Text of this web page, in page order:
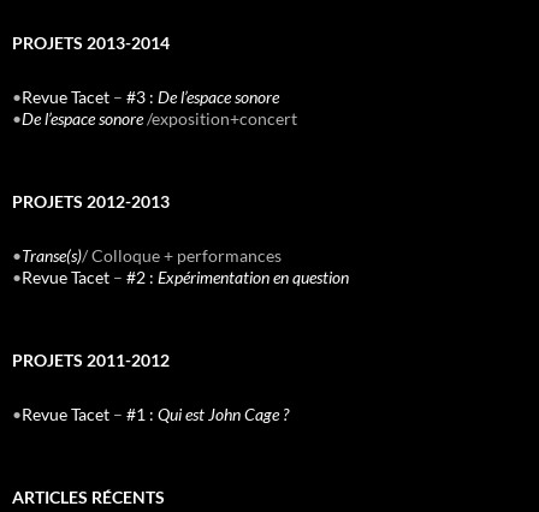
PROJETS 2013-2014
•Revue Tacet – #3 : De l’espace sonore
•De l’espace sonore/exposition+concert
PROJETS 2012-2013
•Transe(s)/ Colloque + performances
•Revue Tacet – #2 : Expérimentation en question
PROJETS 2011-2012
•Revue Tacet – #1 : Qui est John Cage ?
ARTICLES RÉCENTS